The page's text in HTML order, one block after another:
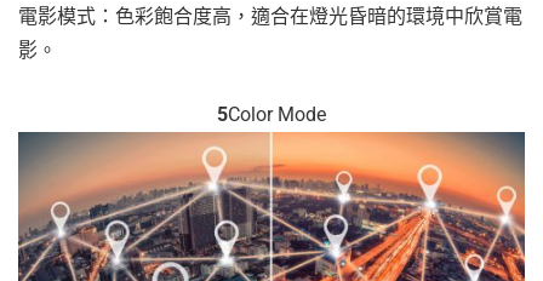
電影模式：色彩飽合度高，適合在燈光昏暗的環境中欣賞電
影。
5Color Mode